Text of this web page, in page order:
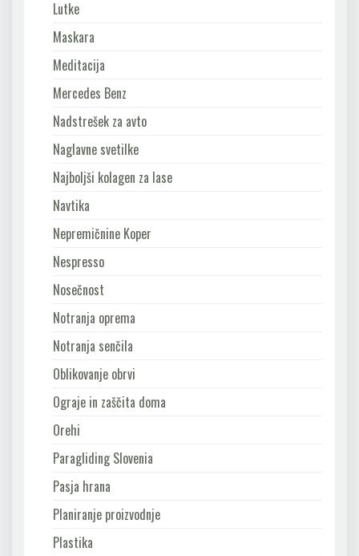
Lutke
Maskara
Meditacija
Mercedes Benz
Nadstrešek za avto
Naglavne svetilke
Najboljši kolagen za lase
Navtika
Nepremičnine Koper
Nespresso
Nosečnost
Notranja oprema
Notranja senčila
Oblikovanje obrvi
Ograje in zaščita doma
Orehi
Paragliding Slovenia
Pasja hrana
Planiranje proizvodnje
Plastika